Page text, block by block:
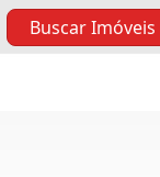
Buscar Imóveis